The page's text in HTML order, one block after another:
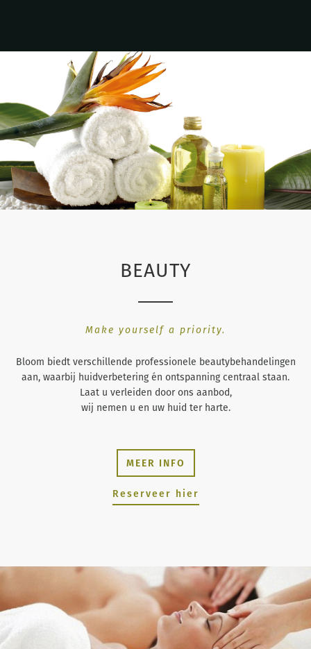
BEAUTY
Make yourself a priority.
Bloom biedt verschillende professionele beautybehandelingen
aan, waarbij huidverbetering én ontspanning centraal staan.
Laat u verleiden door ons aanbod,
wij nemen u en uw huid ter harte.
MEER INFO
Reserveer hier